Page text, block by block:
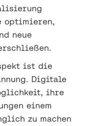
optimieren,
neue
ist die
Digitale
ihre
einem
zu machen